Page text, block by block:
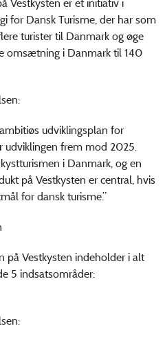
Vestkysten er et initiativ i
for Dansk Turisme, der har som
turister til Danmark og øge
omsætning i Danmark til 140
udviklingsplan for
udviklingen frem mod 2025.
i Danmark, og en
på Vestkysten er central, hvis
for dansk turisme.”
på Vestkysten indeholder i alt
5 indsatsområder: